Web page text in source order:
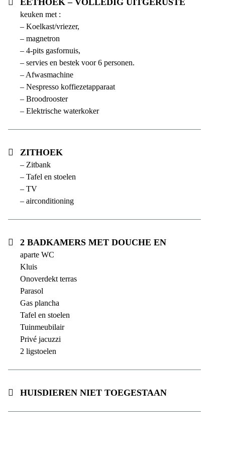
Eethoek – volledig uitgeruste
keuken met :
– Koelkast/vriezer,
– magnetron
– 4-pits gasfornuis,
– servies en bestek voor 6 personen.
– Afwasmachine
– Nespresso koffiezetapparaat
– Broodrooster
– Elektrische waterkoker
Zithoek
– Zitbank
– Tafel en stoelen
– TV
– airconditioning
2 badkamers met douche en
aparte WC
Kluis
Onoverdekt terras
Parasol
Gas plancha
Tafel en stoelen
Tuinmeubilair
Privé jacuzzi
2 ligstoelen
Huisdieren niet toegestaan